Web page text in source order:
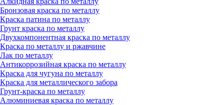
Бронзовая краска по металлу
Краска патина по металлу
Грунт краска по металлу
Двухкомпонентная краска по металлу
Краска по металлу и ржавчине
Лак по металлу
Антикоррозийная краска по металлу
Краска для чугуна по металлу
Краска для металлического забора
Грунт-краска по металлу
Алюминиевая краска по металлу